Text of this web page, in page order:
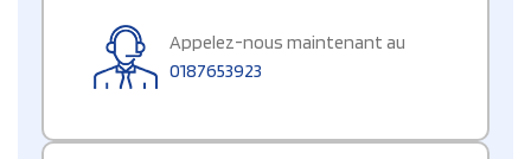
Appelez-nous maintenant au
0187653923